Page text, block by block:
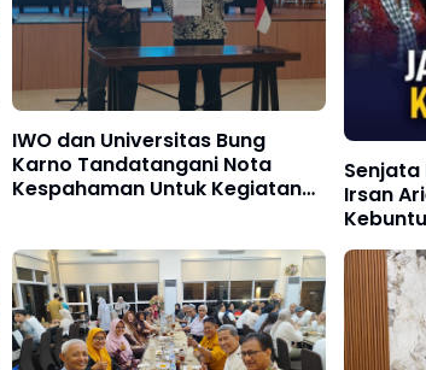
IWO dan Universitas Bung
Karno Tandatangani Nota
Kespahaman Untuk Kegiatan
Senjata
Irsan